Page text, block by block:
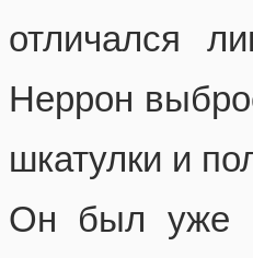
отличался
Неррон
шкатулки и
Он был уже в